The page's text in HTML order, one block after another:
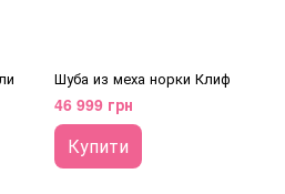
Шуба из меха норки Клиф
46 999 грн
Купити